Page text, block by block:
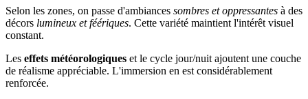
Selon les zones, on passe d'ambiances sombres et oppressantes à des
décors lumineux et féériques. Cette variété maintient l'intérêt visuel
constant.
Les effets météorologiques et le cycle jour/nuit ajoutent une couche
de réalisme appréciable. L'immersion en est considérablement
renforcée.